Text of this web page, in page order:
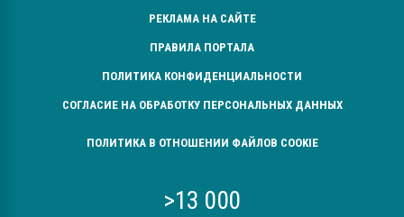
РЕКЛАМА НА САЙТЕ
ПРАВИЛА ПОРТАЛА
ПОЛИТИКА КОНФИДЕНЦИАЛЬНОСТИ
СОГЛАСИЕ НА ОБРАБОТКУ ПЕРСОНАЛЬНЫХ ДАННЫХ
ПОЛИТИКА В ОТНОШЕНИИ ФАЙЛОВ COOKIE
>13 000